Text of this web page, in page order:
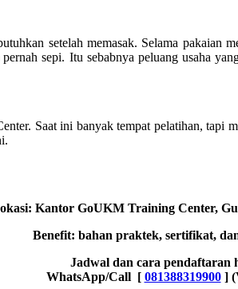
setelah memasak. Selama
sepi. Itu sebabnya peluang usaha
Saat ini banyak tempat pelatihan,
Kantor GoUKM Training Center,
Benefit: bahan praktek, sertifikat,
Jadwal dan cara
WhatsApp/Call [ 081388319900]